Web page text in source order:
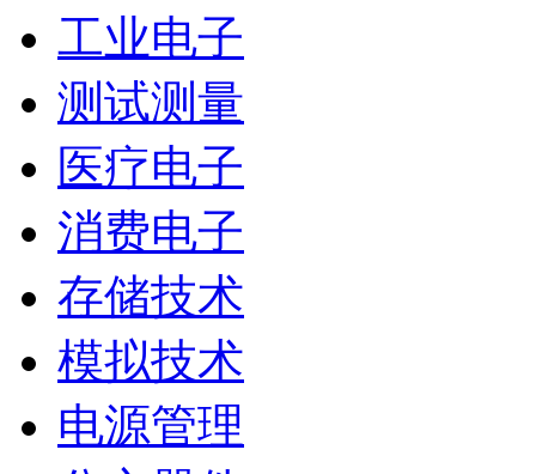
工业电子
测试测量
医疗电子
消费电子
存储技术
模拟技术
电源管理